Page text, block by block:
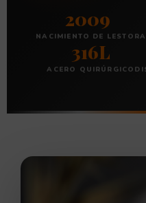
2009
NACIMIENTO DE LESTOR
316L
ACERO QUIRÚRGICO